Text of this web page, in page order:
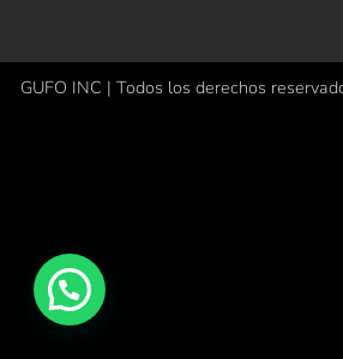
GUFO INC | Todos los derechos